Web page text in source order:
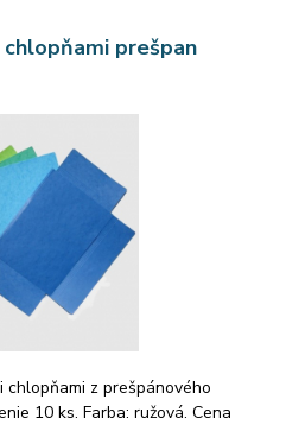
prešpan
z prešpánového
10 ks. Farba: ružová. Cena